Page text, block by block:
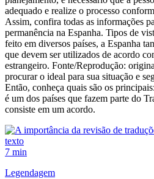
adequado e realize o processo
Assim, confira todas as informações
permanência na Espanha. Tipos de
feito em diversos países, a Espanha
que devem ser utilizados de acordo
estrangeiro. Fonte/Reprodução:
procurar o ideal para sua situação e
Então, conheça quais são os
é um dos países que fazem parte do
consiste em um acordo.
7 min
Legendagem